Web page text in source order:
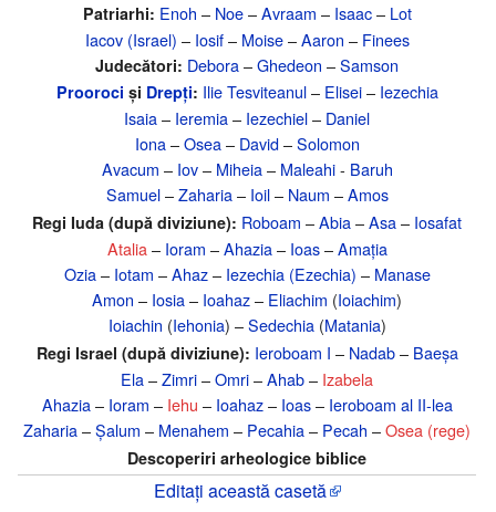
Patriarhi: Enoh – Noe–Avraam – Isaac– Lot
Iacov (Israel) – Iosif– Moise–Aaron – Finees
Judecători: Debora–Ghedeon –Samson
Prooroci și Drepți: Ilie Tesviteanul– Elisei– Iezechia
Isaia– Ieremia– Iezechiel– Daniel
Iona–Osea– David–Solomon
Avacum – Iov– Miheia– Maleahi- Baruh
Samuel–Zaharia– Ioil– Naum –Amos
Regi Iuda (după diviziune): Roboam –Abia–Asa– Iosafat
Atalia – Ioram –Ahazia– Ioas–Amația
Ozia– Iotam –Ahaz– Iezechia (Ezechia) – Manase
Amon – Iosia– Ioahaz– Eliachim (Ioiachim)
Ioiachin (Iehonia) –Sedechia(Matania)
Regi Israel (după diviziune): Ieroboam I – Nadab– Baeșa
Ela–Zimri–Omri–Ahab– Izabela
Ahazia– Ioram – Iehu – Ioahaz– Ioas– Ieroboam al II-lea
Zaharia–Șalum – Menahem – Pecahia– Pecah –Osea (rege)
Descoperiri arheologice biblice
Editați această casetă